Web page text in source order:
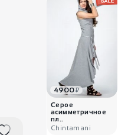
4900₽
Серое
асимметричное
пл..
Chintamani